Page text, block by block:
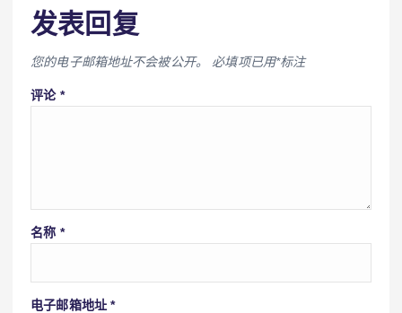
发表回复
您的电子邮箱地址不会被公开。 必填项已用*标注
评论 *
名称 *
电子邮箱地址*